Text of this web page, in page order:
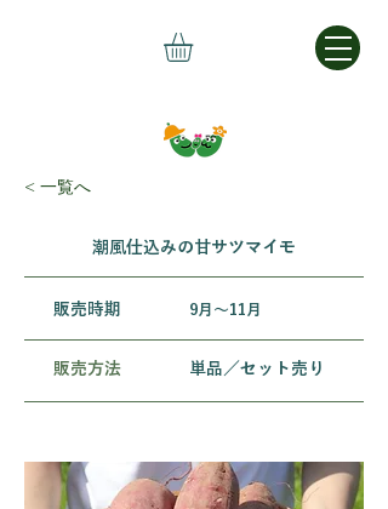
< 一覧へ
潮風仕込みの甘サツマイモ
​販売時期 9月〜11月
販売方法 単品／セット売り